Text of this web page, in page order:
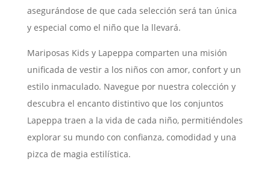
asegurándose de que cada selección será tan única
y especial como el niño que la llevará.
Mariposas Kids y Lapeppa comparten una misión
unificada de vestir a los niños con amor, confort y un
estilo inmaculado. Navegue por nuestra colección y
descubra el encanto distintivo que los conjuntos
Lapeppa traen a la vida de cada niño, permitiéndoles
explorar su mundo con confianza, comodidad y una
pizca de magia estilística.